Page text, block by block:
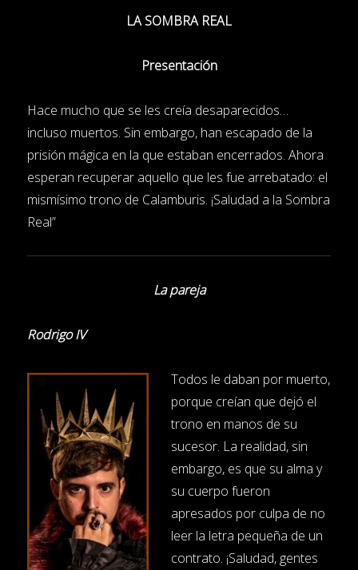
LA SOMBRA REAL
Presentación
Hace mucho que se les creía desaparecidos…
incluso muertos. Sin embargo, han escapado de la
prisión mágica en la que estaban encerrados. Ahora
esperan recuperar aquello que les fue arrebatado: el
mismísimo trono de Calamburis. ¡Saludad a la Sombra
Real”
La pareja
Rodrigo IV
Todos le daban por muerto,
porque creían que dejó el
trono en manos de su
sucesor. La realidad, sin
embargo, es que su alma y
su cuerpo fueron
apresados por culpa de no
leer la letra pequeña de un
contrato. ¡Saludad, gentes